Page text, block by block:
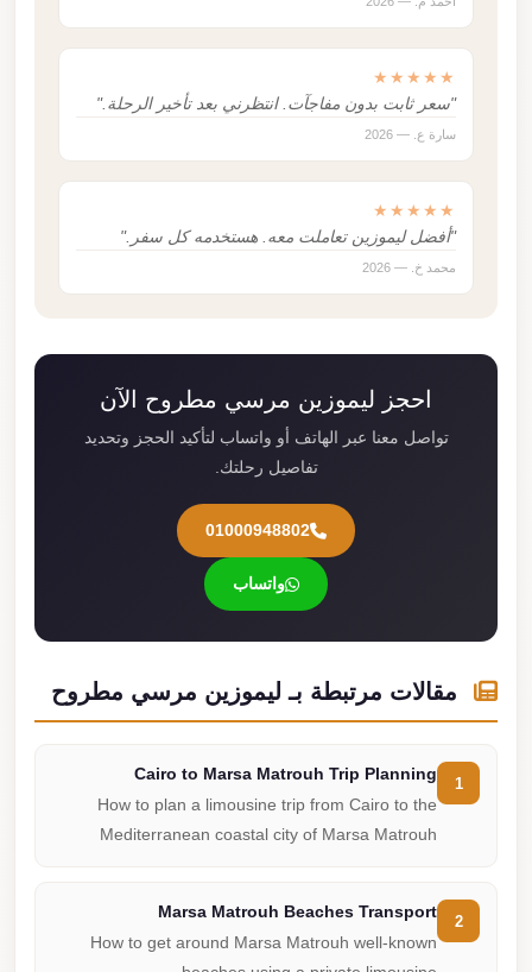
★★★★★
"سعر ثابت بدون مفاجآت. انتظرني بعد تأخير الرحلة."
سارة ع. — 2026
★★★★★
"أفضل ليموزين تعاملت معه. هستخدمه كل سفر."
محمد خ. — 2026
احجز ليموزين مرسي مطروح الآن
تواصل معنا عبر الهاتف أو واتساب لتأكيد الحجز وتحديد
تفاصيل رحلتك.
01000948802
واتساب
مقالات مرتبطة بـ ليموزين مرسي مطروح
Cairo to Marsa Matrouh Trip Planning
How to plan a limousine trip from Cairo to the
Mediterranean coastal city of Marsa Matrouh
Marsa Matrouh Beaches Transport
How to get around Marsa Matrouh well-known